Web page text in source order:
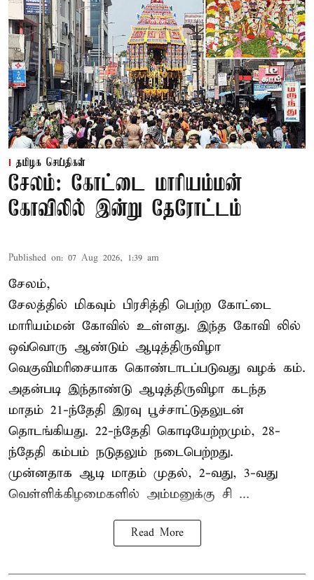
தமிழக செய்திகள்
சேலம்: கோட்டை மாரியம்மன்
கோவிலில் இன்று தேரோட்டம்
Published on: 07 Aug 2026, 1:39 am
சேலம்,
சேலத்தில் மிகவும் பிரசித்தி பெற்ற கோட்டை
மாரியம்மன் கோவில் உள்ளது. இந்த கோவி லில்
ஒவ்வொரு ஆண்டும் ஆடித்திருவிழா
வெகுவிமரிசையாக கொண்டாடப்படுவது வழக் கம்.
அதன்படி இந்தாண்டு ஆடித்திருவிழா கடந்த
மாதம் 21-ந்தேதி இரவு பூச்சாட்டுதலுடன்
தொடங்கியது. 22-ந்தேதி கொடியேற்றமும், 28-
ந்தேதி கம்பம் நடுதலும் நடைபெற்றது.
முன்னதாக ஆடி மாதம் முதல், 2-வது, 3-வது
வெள்ளிக்கிழமைகளில் அம்மனுக்கு சி ...
Read More